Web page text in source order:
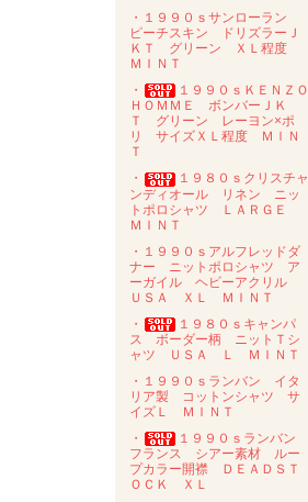
・１９９０ｓサンローラン
ピーチスキン ドリズラーＪ
ＫＴ グリーン ＸＬ程度
ＭＩＮＴ
・
１９９０ｓＫＥＮＺＯ
ＨＯＭＭＥ ボンバーＪＫ
Ｔ グリーン レーヨン×ポ
リ サイズＸＬ程度 ＭＩＮ
Ｔ
・
１９８０ｓクリスチャ
ンディオール リネン ニッ
トポロシャツ ＬＡＲＧＥ
ＭＩＮＴ
・１９９０ｓアルフレッドダ
ナー ニットポロシャツ ア
ーガイル ヘビーアクリル
ＵＳＡ ＸＬ ＭＩＮＴ
・
１９８０ｓキャンパ
ス ボーダー柄 ニットＴシ
ャツ ＵＳＡ Ｌ ＭＩＮＴ
・１９９０ｓランバン イタ
リア製 コットンシャツ サ
イズＬ ＭＩＮＴ
・
１９９０ｓランバン
フランス シアー素材 ルー
プカラー開襟 ＤＥＡＤＳＴ
ＯＣＫ ＸＬ